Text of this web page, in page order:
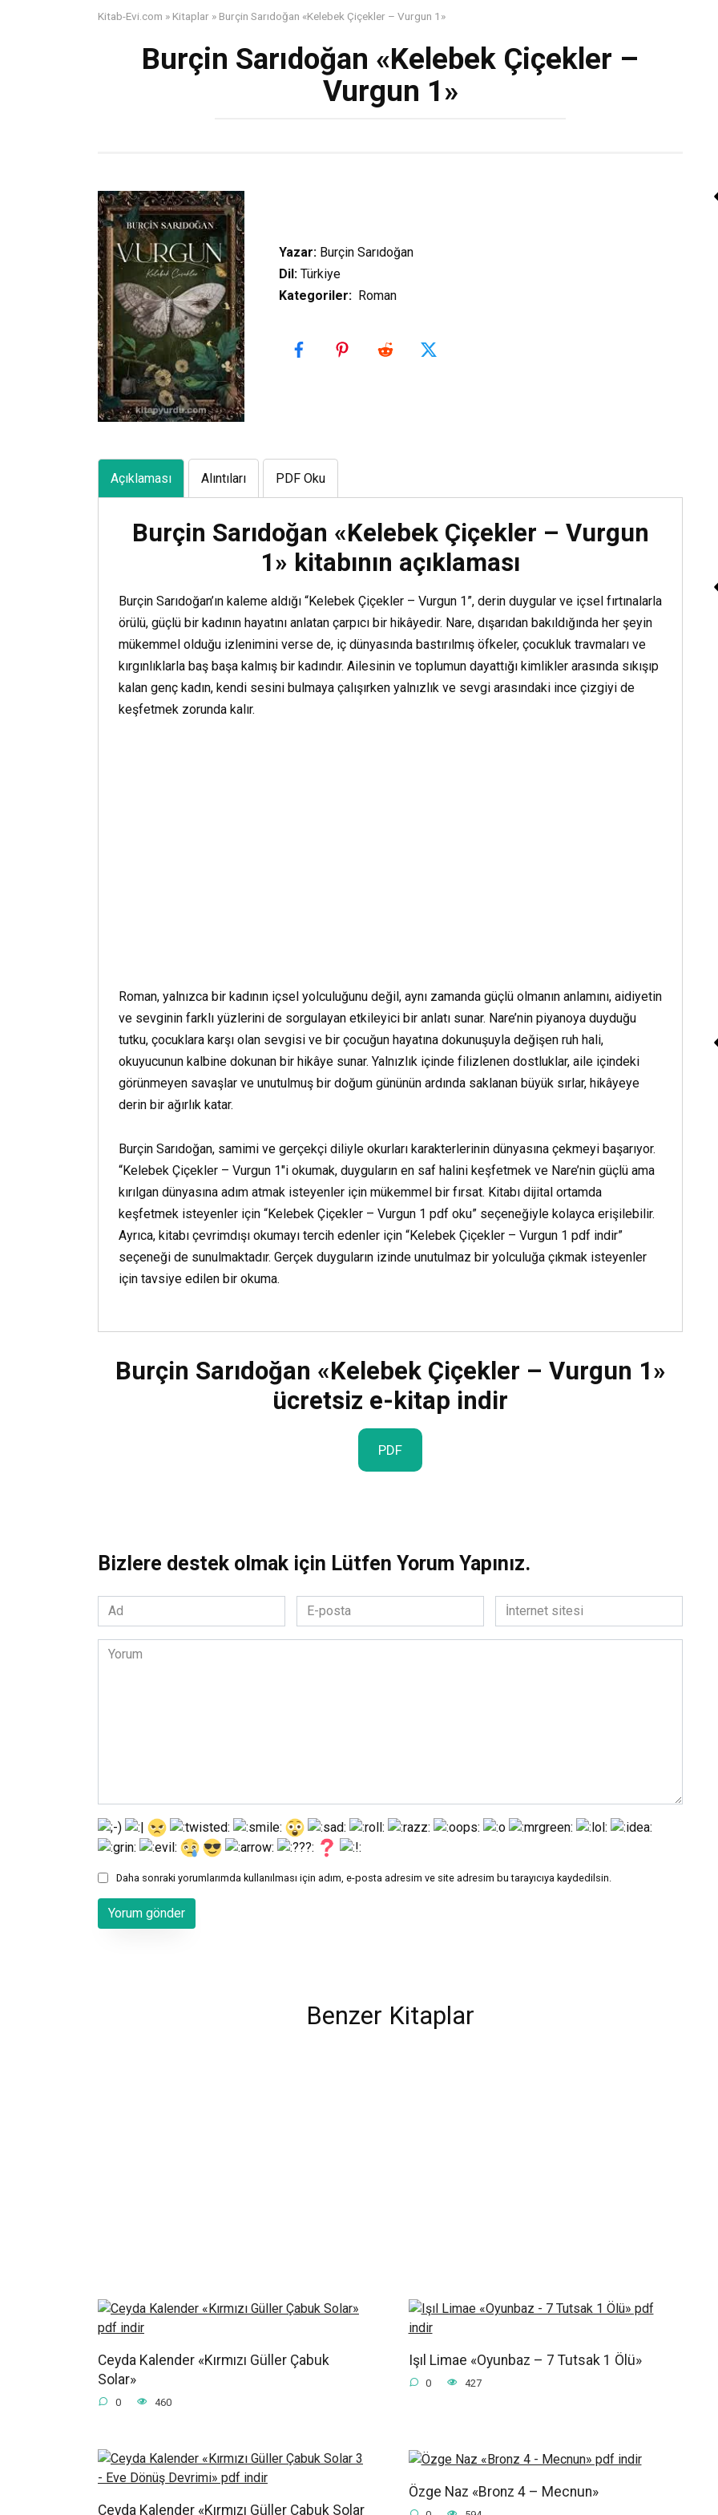
Kitab-Evi.com » Kitaplar » Burçin Sarıdoğan «Kelebek Çiçekler – Vurgun 1»
Burçin Sarıdoğan «Kelebek Çiçekler –
Vurgun 1»
Yazar: Burçin Sarıdoğan
Dil: Türkiye
Kategoriler: Roman
Açıklaması Alıntıları PDF Oku
Burçin Sarıdoğan «Kelebek Çiçekler – Vurgun
1» kitabının açıklaması
Burçin Sarıdoğan’ın kaleme aldığı “Kelebek Çiçekler – Vurgun 1”, derin duygular ve içsel fırtınalarla
örülü, güçlü bir kadının hayatını anlatan çarpıcı bir hikâyedir. Nare, dışarıdan bakıldığında her şeyin
mükemmel olduğu izlenimini verse de, iç dünyasında bastırılmış öfkeler, çocukluk travmaları ve
kırgınlıklarla baş başa kalmış bir kadındır. Ailesinin ve toplumun dayattığı kimlikler arasında sıkışıp
kalan genç kadın, kendi sesini bulmaya çalışırken yalnızlık ve sevgi arasındaki ince çizgiyi de
keşfetmek zorunda kalır.
Roman, yalnızca bir kadının içsel yolculuğunu değil, aynı zamanda güçlü olmanın anlamını, aidiyetin
ve sevginin farklı yüzlerini de sorgulayan etkileyici bir anlatı sunar. Nare’nin piyanoya duyduğu
tutku, çocuklara karşı olan sevgisi ve bir çocuğun hayatına dokunuşuyla değişen ruh hali,
okuyucunun kalbine dokunan bir hikâye sunar. Yalnızlık içinde filizlenen dostluklar, aile içindeki
görünmeyen savaşlar ve unutulmuş bir doğum gününün ardında saklanan büyük sırlar, hikâyeye
derin bir ağırlık katar.
Burçin Sarıdoğan, samimi ve gerçekçi diliyle okurları karakterlerinin dünyasına çekmeyi başarıyor.
“Kelebek Çiçekler – Vurgun 1″i okumak, duyguların en saf halini keşfetmek ve Nare’nin güçlü ama
kırılgan dünyasına adım atmak isteyenler için mükemmel bir fırsat. Kitabı dijital ortamda
keşfetmek isteyenler için “Kelebek Çiçekler – Vurgun 1 pdf oku” seçeneğiyle kolayca erişilebilir.
Ayrıca, kitabı çevrimdışı okumayı tercih edenler için “Kelebek Çiçekler – Vurgun 1 pdf indir”
seçeneği de sunulmaktadır. Gerçek duyguların izinde unutulmaz bir yolculuğa çıkmak isteyenler
için tavsiye edilen bir okuma.
Burçin Sarıdoğan «Kelebek Çiçekler – Vurgun 1»
ücretsiz e-kitap indir
PDF
Bizlere destek olmak için Lütfen Yorum Yapınız.
Ad
*
E-
posta
*
İnternet
sitesi
Yorum
Daha sonraki yorumlarımda kullanılması için adım, e-posta adresim ve site adresim bu tarayıcıya kaydedilsin.
Benzer Kitaplar
Ceyda Kalender «Kırmızı Güller Çabuk
Solar»
0 460
Işıl Limae «Oyunbaz – 7 Tutsak 1 Ölü»
0 427
Ceyda Kalender «Kırmızı Güller Çabuk Solar
Özge Naz «Bronz 4 – Mecnun»
Ceyda Kalender
Güller Çabuk Solar 3 –
Daha Fazla Oku